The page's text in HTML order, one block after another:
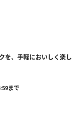
を、手軽においしく楽し
まで